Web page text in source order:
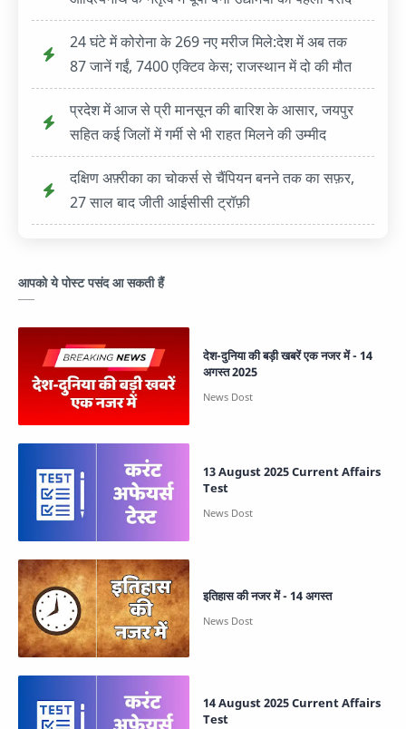
24 घंटे में कोरोना के 269 नए मरीज मिले:देश में अब तक
87 जानें गईं, 7400 एक्टिव केस; राजस्थान में दो की मौत
प्रदेश में आज से प्री मानसून की बारिश के आसार, जयपुर
सहित कई जिलों में गर्मी से भी राहत मिलने की उम्मीद
दक्षिण अफ़्रीका का चोकर्स से चैंपियन बनने तक का सफ़र,
27 साल बाद जीती आईसीसी ट्रॉफ़ी
आपको ये पोस्ट पसंद आ सकती हैं
देश-दुनिया की बड़ी खबरें एक नजर में - 14
अगस्त 2025
13 August 2025 Current Affairs
Test
इतिहास की नजर में - 14 अगस्त
14 August 2025 Current Affairs
Test